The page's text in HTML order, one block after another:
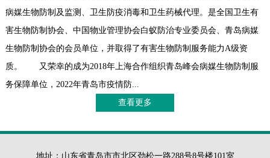
病媒生物防制及监测、卫生防疫消毒和卫生药械代理。是全国卫生有
害生物防制协会、中国物业管理协会白蚁防治专业委员会、青岛病媒
生物防制协会的会员单位，并取得了有害生物防制服务能力A级资
质。 又荣幸的成为2018年上海合作组织青岛峰会病媒生物防制服
务保障单位，2022年青岛市疫情防...
查看更多
地址：山东省青岛市市北区劲松一路288号8号楼101室